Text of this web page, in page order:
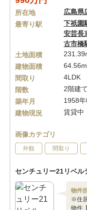
所在地 広島県
最寄り駅
下祇園
安芸長
古市橋
土地面積
建物面積
間取り
4LDK
階数
2階建て
築年月
1958年
建物現況
賃貸中
画像カテゴリ
外観 間取り
センチュリー21リベル
物件
※住
物件